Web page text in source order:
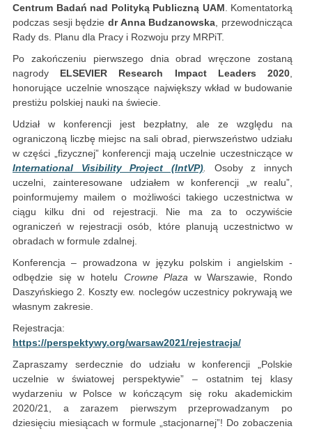
Centrum Badań nad Polityką Publiczną UAM. Komentatorką
podczas sesji będzie dr Anna Budzanowska, przewodnicząca
Rady ds. Planu dla Pracy i Rozwoju przy MRPiT.
Po zakończeniu pierwszego dnia obrad wręczone zostaną
nagrody ELSEVIER Research Impact Leaders 2020,
honorujące uczelnie wnoszące największy wkład w budowanie
prestiżu polskiej nauki na świecie.
Udział w konferencji jest bezpłatny, ale ze względu na
ograniczoną liczbę miejsc na sali obrad, pierwszeństwo udziału
w części „fizycznej” konferencji mają uczelnie uczestniczące w
International Visibility Project (IntVP). Osoby z innych
uczelni, zainteresowane udziałem w konferencji „w realu”,
poinformujemy mailem o możliwości takiego uczestnictwa w
ciągu kilku dni od rejestracji. Nie ma za to oczywiście
ograniczeń w rejestracji osób, które planują uczestnictwo w
obradach w formule zdalnej.
Konferencja – prowadzona w języku polskim i angielskim -
odbędzie się w hotelu Crowne Plaza w Warszawie, Rondo
Daszyńskiego 2. Koszty ew. noclegów uczestnicy pokrywają we
własnym zakresie.
Rejestracja:
https://perspektywy.org/warsaw2021/rejestracja/
Zapraszamy serdecznie do udziału w konferencji „Polskie
uczelnie w światowej perspektywie” – ostatnim tej klasy
wydarzeniu w Polsce w kończącym się roku akademickim
2020/21, a zarazem pierwszym przeprowadzanym po
dziesięciu miesiącach w formule „stacjonarnej”! Do zobaczenia